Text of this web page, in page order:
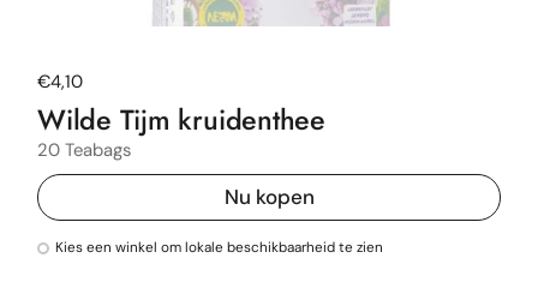
Normale prijs
€4,10
Wilde Tijm kruidenthee
20 Teabags
Nu kopen
Kies een winkel om lokale beschikbaarheid te zien